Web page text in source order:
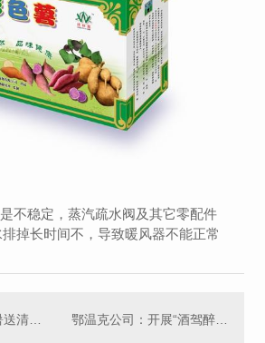
不稳定，蒸汽疏水阀及其它零配件
掉长时间不，导致暖风器不能正常